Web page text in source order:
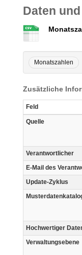
Daten
Monatszahlen
Zusätzliche
Feld
Quelle
Verantwortlicher
E-Mail des
Update-Zyklus
Hochwertiger
Verwaltungsebene